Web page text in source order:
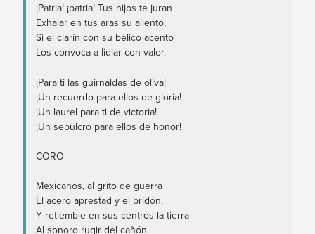
¡Patria! ¡patria! Tus hijos te juran
Exhalar en tus aras su aliento,
Si el clarín con su bélico acento
Los convoca a lidiar con valor.
¡Para ti las guirnaldas de oliva!
¡Un recuerdo para ellos de gloria!
¡Un laurel para ti de victoria!
¡Un sepulcro para ellos de honor!
CORO
Mexicanos, al grito de guerra
El acero aprestad y el bridón,
Y retiemble en sus centros la tierra
Al sonoro rugir del cañón.